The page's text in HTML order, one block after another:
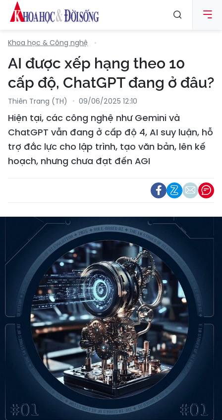
Khoa học & Công nghệ
AI được xếp hạng theo 10
cấp độ, ChatGPT đang ở đâu?
Thiên Trang (TH) 09/06/2025 12:10
Hiện tại, các công nghệ như Gemini và
ChatGPT vẫn đang ở cấp độ 4, AI suy luận, hỗ
trợ đắc lực cho lập trình, tạo văn bản, lên kế
hoạch, nhưng chưa đạt đến AGI